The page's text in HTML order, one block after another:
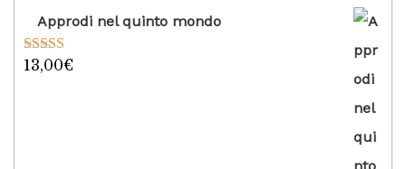
Approdi nel quinto mondo
Valutato
13,00€